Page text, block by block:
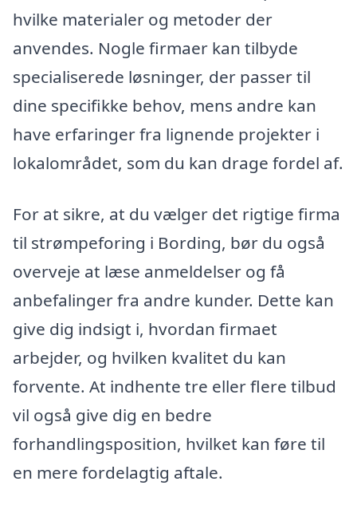
hvilke materialer og metoder der
anvendes. Nogle firmaer kan tilbyde
specialiserede løsninger, der passer til
dine specifikke behov, mens andre kan
have erfaringer fra lignende projekter i
lokalområdet, som du kan drage fordel af.
For at sikre, at du vælger det rigtige firma
til strømpeforing i Bording, bør du også
overveje at læse anmeldelser og få
anbefalinger fra andre kunder. Dette kan
give dig indsigt i, hvordan firmaet
arbejder, og hvilken kvalitet du kan
forvente. At indhente tre eller flere tilbud
vil også give dig en bedre
forhandlingsposition, hvilket kan føre til
en mere fordelagtig aftale.